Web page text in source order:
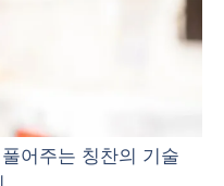
어주는 칭찬의 기술